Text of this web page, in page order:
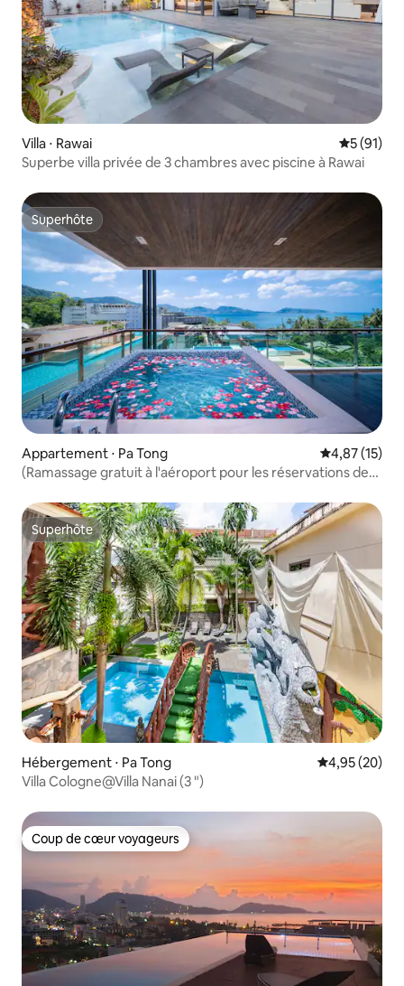
Villa ⋅ Rawai
5 (91)
Superbe villa privée de 3 chambres avec piscine à Rawai
Superhôte
Superhôte
Appartement ⋅ Pa Tong Évaluation
4,87 (15)
(Ramassage gratuit à l'aéroport pour les réservations de
chambres et vue sur la mer à Patong
Superhôte
Superhôte
Hébergement ⋅ Pa Tong Évaluation
4,95 (20)
Villa Cologne@Villa Nanai (3 ")
Coup de cœur voyageurs
Coup de cœur voyageurs